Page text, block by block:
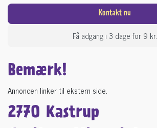
Kontakt nu
Få adgang i 3 dage for 9 kr.
Bemærk!
Annoncen linker til ekstern side.
2770 Kastrup